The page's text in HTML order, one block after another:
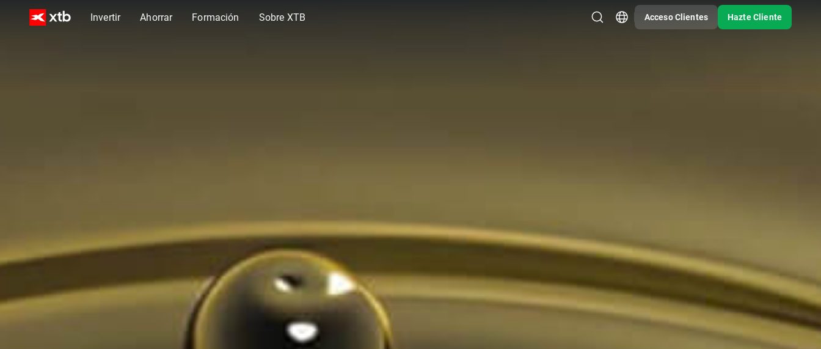
Invertir Ahorrar Formación Sobre XTB Acceso Clientes Hazte Cliente